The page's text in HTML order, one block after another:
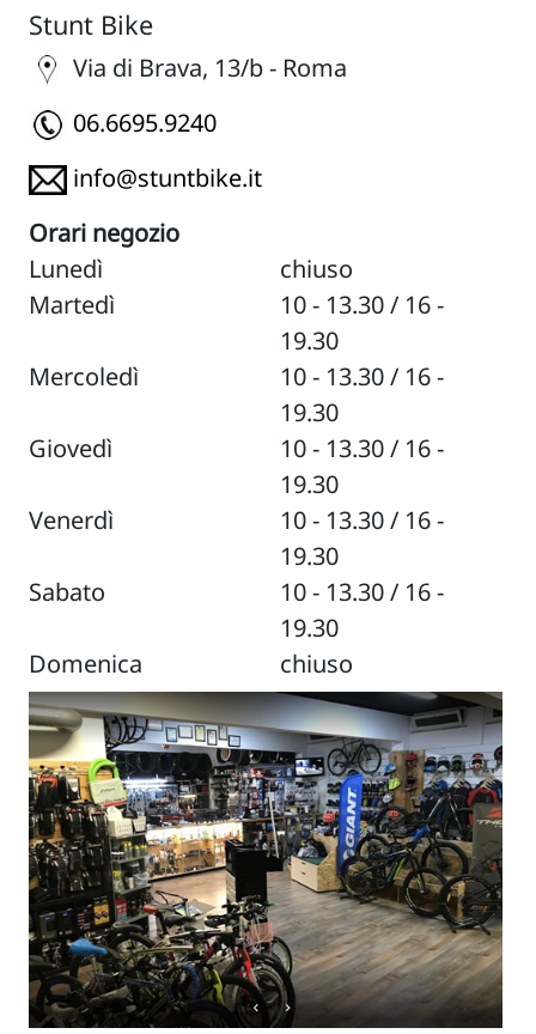
Stunt Bike
Via di Brava, 13/b - Roma
06.6695.9240
info@stuntbike.it
Orari negozio
Lunedì
chiuso
Martedì
10 - 13.30 / 16 -
19.30
Mercoledì
10 - 13.30 / 16 -
19.30
Giovedì
10 - 13.30 / 16 -
19.30
Venerdì
10 - 13.30 / 16 -
19.30
Sabato
10 - 13.30 / 16 -
19.30
Domenica
chiuso